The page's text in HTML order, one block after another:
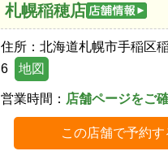
札幌稲穂店
住所： 北海道札幌市手稲区
6
地図
営業時間： 店舗ページをご
この店舗で予約す